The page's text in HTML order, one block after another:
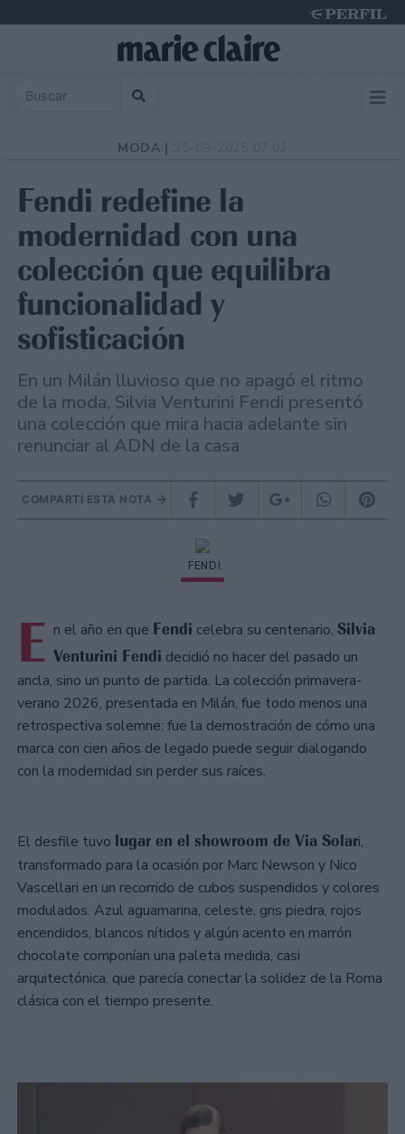
MODA |
Fendi redefine la
modernidad con una
colección que equilibra
funcionalidad y
sofisticación
En un Milán lluvioso que no apagó el ritmo
de la moda, Silvia Venturini Fendi presentó
una colección que mira hacia adelante sin
renunciar al ADN de la casa
COMPARTÍ ESTA NOTA
FENDI.
E n el año en que Fendi celebra su centenario, Silvia
Venturini Fendi decidió no hacer del pasado un
ancla, sino un punto de partida. La colección primavera-
verano 2026, presentada en Milán, fue todo menos una
retrospectiva solemne: fue la demostración de cómo una
marca con cien años de legado puede seguir dialogando
con la modernidad sin perder sus raíces.
El desfile tuvo lugar en el showroom de Via Solari,
transformado para la ocasión por Marc Newson y Nico
Vascellari en un recorrido de cubos suspendidos y colores
modulados. Azul aguamarina, celeste, gris piedra, rojos
encendidos, blancos nítidos y algún acento en marrón
chocolate componían una paleta medida, casi
arquitectónica, que parecía conectar la solidez de la Roma
clásica con el tiempo presente.